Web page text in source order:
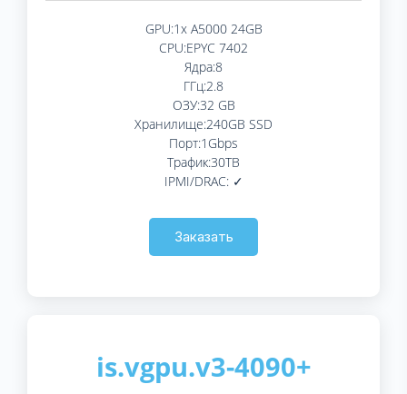
GPU:1x A5000 24GB
CPU:EPYC 7402
Ядра:8
ГГц:2.8
ОЗУ:32 GB
Хранилище:240GB SSD
Порт:1Gbps
Трафик:30TB
IPMI/DRAC: ✓
Заказать
is.vgpu.v3-4090+